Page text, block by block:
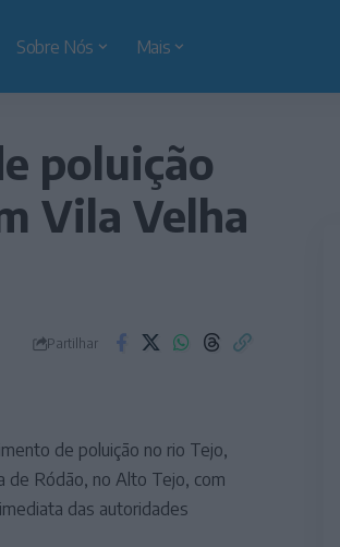
Sobre Nós Mais
poluição
Vila Velha
Partilhar
de poluição no rio Tejo,
de Ródão, no Alto Tejo, com
das autoridades